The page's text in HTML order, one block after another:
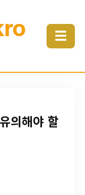
☰
의해야 할